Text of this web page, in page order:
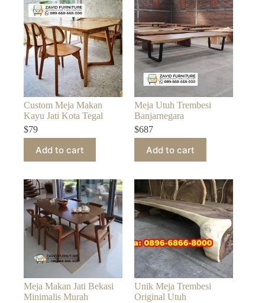
Custom Meja Makan
Kayu Jati Kota Tegal
$79
Add to cart
Meja Utuh Trembesi
Banjarnegara
$687
Add to cart
Meja Makan Jati Bekasi
Minimalis Murah
Unik Meja Trembesi
Original Utuh